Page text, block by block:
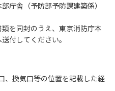
庁舎（予防部予防課建築係）
を同封のうえ、東京消防庁本
付してください。
、換気口等の位置を記載した経